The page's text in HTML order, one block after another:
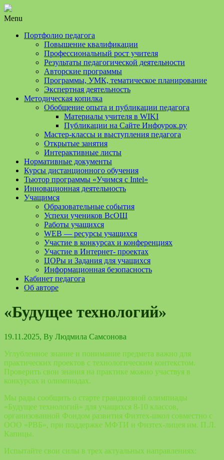
Menu
Портфолио педагога
Повышение квалификации
Профессиональный рост учителя
Результаты педагогической деятельности
Авторские программы
Программы, УМК, тематическое планирование
Экспертная деятельность
Методическая копилка
Обобщение опыта и публикации педагога
Материалы учителя в WIKI
Публикации на Сайте Инфоурок.ру
Мастер-классы и выступления педагога
Открытые занятия
Интерактивные листы
Нормативные документы
Курсы дистанционного обучения
Тьютор программы «Учимся с Intel»
Инновационная деятельность
Учащимся
Образовательные события
Успехи учеников ВсОШ
Работы учащихся
WEB — ресурсы учащихся
Участие в конкурсах и конференциях
Участие в Интернет- проектах
ЦОРы и Задания для учащихся
Информационная безопасность
Кабинет педагога
Об авторе
«Будущее технологий»
19.11.2025, By Людмила Самсонова
Углубленное знание и понимание предмета важно для
практических проектов с технологическим контекстом.
Проверить свои знания на практике можно участвуя в
конкурсах и олимпиадах.
Мы рады сообщить о старте грандиозной олимпиады
«Будущее технологий» для учащихся 8-10 классов,
организованной Фондом развития Физтех-школ совместно с
ООО «РВБ», при поддержке МФТИ и Физтех-лицея им. П.Л.
Капицы.
Испытайте свои силы в трех актуальных направлениях: